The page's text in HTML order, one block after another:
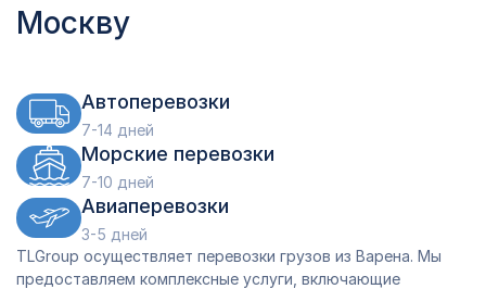
Москву
Автоперевозки
7-14 дней
Морские перевозки
7-10 дней
Авиаперевозки
3-5 дней
TLGroup осуществляет перевозки грузов из Варена. Мы
предоставляем комплексные услуги, включающие